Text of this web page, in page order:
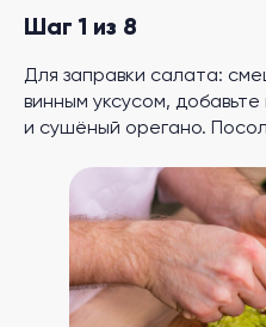
Шаг 1 из 8
Для заправки салата:
винным уксусом,
и сушёный орегано.